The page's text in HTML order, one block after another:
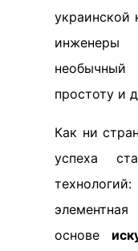
украинской
простоту и
Как ни
успеха
основе